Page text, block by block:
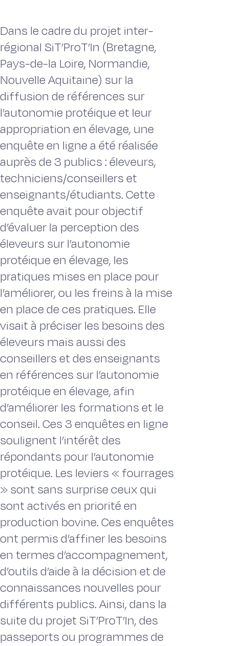
Dans le cadre du projet inter-
régional SiT’ProT’In (Bretagne,
Pays-de-la Loire, Normandie,
Nouvelle Aquitaine) sur la
diffusion de références sur
l’autonomie protéique et leur
appropriation en élevage, une
enquête en ligne a été réalisée
auprès de 3 publics : éleveurs,
techniciens/conseillers et
enseignants/étudiants. Cette
enquête avait pour objectif
d’évaluer la perception des
éleveurs sur l’autonomie
protéique en élevage, les
pratiques mises en place pour
l’améliorer, ou les freins à la mise
en place de ces pratiques. Elle
visait à préciser les besoins des
éleveurs mais aussi des
conseillers et des enseignants
en références sur l’autonomie
protéique en élevage, afin
d’améliorer les formations et le
conseil. Ces 3 enquêtes en ligne
soulignent l’intérêt des
répondants pour l’autonomie
protéique. Les leviers « fourrages
» sont sans surprise ceux qui
sont activés en priorité en
production bovine. Ces enquêtes
ont permis d’affiner les besoins
en termes d’accompagnement,
d’outils d’aide à la décision et de
connaissances nouvelles pour
différents publics. Ainsi, dans la
suite du projet SiT’ProT’In, des
passeports ou programmes de